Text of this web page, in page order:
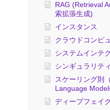
RAG (Retrieval
索拡張生成)
インスタンス
クラウドコンピ
システムインテ
シンギュラリテ
スケーリング則
Language
ディープフェイ